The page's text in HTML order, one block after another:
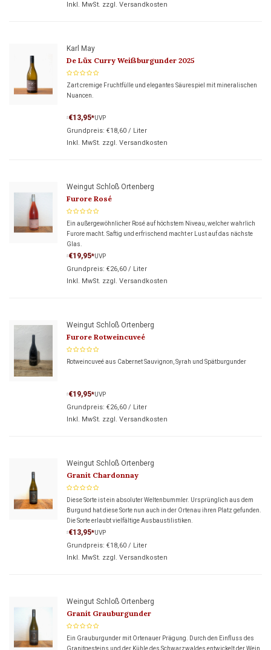
Inkl. MwSt. zzgl. Versandkosten
Karl May
De Lüx Curry Weißburgunder 2025
Zart cremige Fruchtfülle und elegantes Säurespiel mit mineralischen
Nuancen.
*€13,95*UVP
Grundpreis: €18,60 / Liter
Inkl. MwSt. zzgl. Versandkosten
Weingut Schloß Ortenberg
Furore Rosé
Ein außergewöhnlicher Rosé auf höchstem Niveau, welcher wahrlich
Furore macht. Saftig und erfrischend macht er Lust auf das nächste
Glas.
*€19,95*UVP
Grundpreis: €26,60 / Liter
Inkl. MwSt. zzgl. Versandkosten
Weingut Schloß Ortenberg
Furore Rotweincuveé
Rotweincuveé aus Cabernet Sauvignon, Syrah und Spätburgunder
*€19,95*UVP
Grundpreis: €26,60 / Liter
Inkl. MwSt. zzgl. Versandkosten
Weingut Schloß Ortenberg
Granit Chardonnay
Diese Sorte ist ein absoluter Weltenbummler. Ursprünglich aus dem
Burgund hat diese Sorte nun auch in der Ortenau ihren Platz gefunden.
Die Sorte erlaubt vielfältige Ausbaustilistiken.
*€13,95*UVP
Grundpreis: €18,60 / Liter
Inkl. MwSt. zzgl. Versandkosten
Weingut Schloß Ortenberg
Granit Grauburgunder
Ein Grauburgunder mit Ortenauer Prägung. Durch den Einfluss des
Granitgesteins und der Kühle des Schwarzwaldes entwickelt der Wein